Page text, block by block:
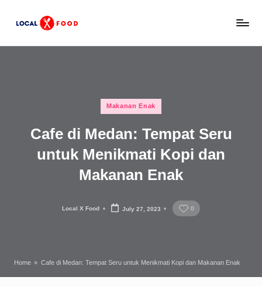
keluarga
Posted
in
Makanan Enak
Cafe di Medan: Tempat Seru
untuk Menikmati Kopi dan
Makanan Enak
Posted
Local X Food July 27, 2023 0
Home » Cafe di Medan: Tempat Seru untuk Menikmati Kopi dan Makanan Enak